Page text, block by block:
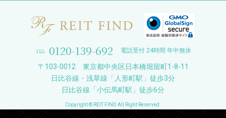
0120-139-692 電話受付 24時間 年中無休
〒103-0012 東京都中央区日本橋堀留町1-8-11
日比谷線・浅草線「人形町駅」徒歩3分
日比谷線「小伝馬町駅」徒歩6分
Copyright © REIT FIND All Right Reserved.